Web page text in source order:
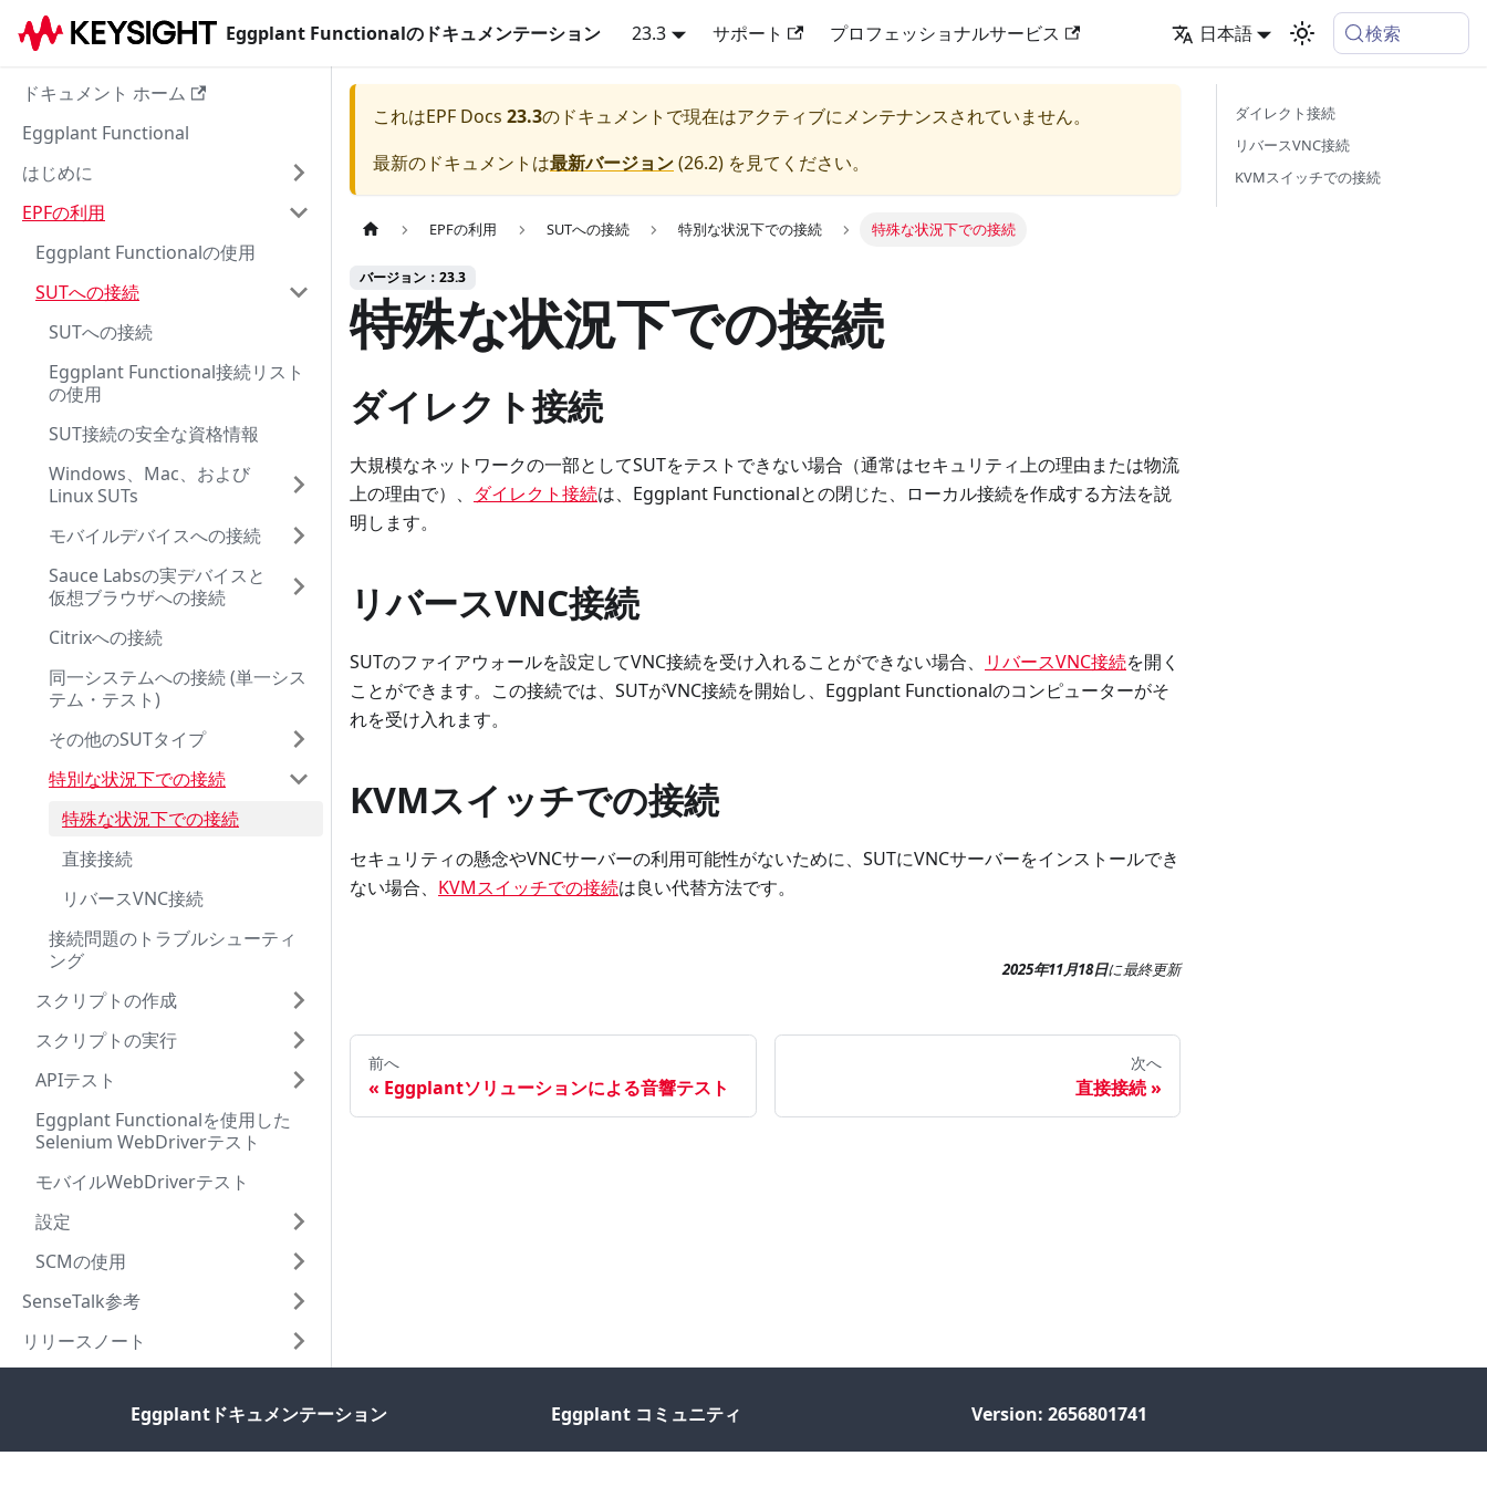
Eggplant Functionalのドキュメンテーション 23.3 サポート プロフェッショナルサービス 日本語 検索
ドキュメント ホーム
Eggplant Functional
はじめに
EPFの利用
Eggplant Functionalの使用
SUTへの接続
SUTへの接続
Eggplant Functional接続リスト
の使用
SUT接続の安全な資格情報
Windows、Mac、および
Linux SUTs
モバイルデバイスへの接続
Sauce Labsの実デバイスと
仮想ブラウザへの接続
Citrixへの接続
同一システムへの接続 (単一シス
テム・テスト)
その他のSUTタイプ
特別な状況下での接続
特殊な状況下での接続
直接接続
リバースVNC接続
接続問題のトラブルシューティ
ング
スクリプトの作成
スクリプトの実行
APIテスト
Eggplant Functionalを使用した
Selenium WebDriverテスト
モバイルWebDriverテスト
設定
SCMの使用
SenseTalk参考
リリースノート
これはEPF Docs 23.3のドキュメントで現在はアクティブにメンテナンスされていません。
最新のドキュメントは最新バージョン(26.2) を見てください。
EPFの利用 SUTへの接続 特別な状況下での接続 特殊な状況下での接続
バージョン：23.3
特殊な状況下での接続
ダイレクト接続
大規模なネットワークの一部としてSUTをテストできない場合（通常はセキュリティ上の理由または物流
上の理由で）、 ダイレクト接続は、Eggplant Functionalとの閉じた、ローカル接続を作成する方法を説
明します。
リバースVNC接続
SUTのファイアウォールを設定してVNC接続を受け入れることができない場合、 リバースVNC接続を開く
ことができます。この接続では、SUTがVNC接続を開始し、Eggplant Functionalのコンピューターがそ
れを受け入れます。
KVMスイッチでの接続
セキュリティの懸念やVNCサーバーの利用可能性がないために、SUTにVNCサーバーをインストールでき
ない場合、 KVMスイッチでの接続は良い代替方法です。
2025年11月18日に最終更新
前へ
Eggplantソリューションによる音響テスト
次へ
直接接続
ダイレクト接続
リバースVNC接続
KVMスイッチでの接続
Eggplantドキュメンテーション
Eggplant コミュニティ
Version: 2656801741